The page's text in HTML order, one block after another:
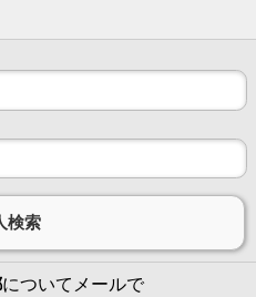
についてメールで